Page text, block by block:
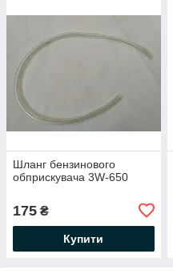
Шланг бензинового
обприскувача 3W-650
175 ₴
Купити